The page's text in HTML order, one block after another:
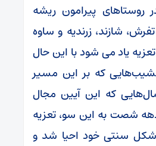
روستاهای پیرامون ریشه
شازند، زرندیه و ساوه
یاد می شود با این حال
که بر این مسیر
که این آیین مجال
دهه شصت به این سو، تعزیه
شکل سنتی خود احیا شد و